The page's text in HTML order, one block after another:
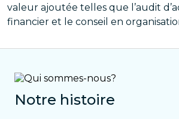
valeur ajoutée telles que l’audit
financier et le conseil en
Notre histoire